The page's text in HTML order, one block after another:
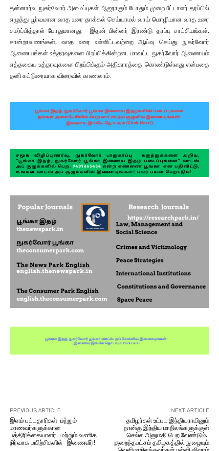
தன்னார்வ நுகர்வோர் அமைப்புகள் ஆஜராகும் போதும் முறையீட்டாளர் தரப்பில்
எழுத்து பூர்வமான வாத உரை தாக்கல் செய்யாமல் வாய் மொழியான வாத உரை
சமர்ப்பித்தால் போதுமானது. இதன் பின்னர் இரண்டு தரப்பு சாட்சியங்கள்,
சான்றாவணங்கள், வாத உரை உள்ளிட்டவற்றை ஆய்வு செய்து நுகர்வோர்
ஆணையங்கள் உத்தரவுகளை பிறப்பிக்கின்றன. மாவட்ட நுகர்வோர் ஆணையம்
எத்தகைய உத்தரவுகளை பிறப்பிக்கும் அதிகாரத்தை கொண்டுள்ளது என்பதை
தனி கட்டுரையாக விரைவில் காணலாம்.
PREVIOUS ARTICLE
இளம் பட்டதாரிகள் மற்றும்
மாணவர்களுக்கான
பத்திரிக்கையாளர் மற்றும் வணிக
நிர்வாக பயிற்சிகளில் இணைவீர்!
NEXT ARTICLE
தமிழர்கள் உட்பட இந்தியராயினும்
நான்கு இந்திய மாநிலங்களுக்குள்
செல்ல அனுமதி பெற வேண்டும்.
குறைந்தபட்சம் தமிழகத்தில் நுழையும்